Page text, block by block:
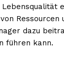
Ressourcen
dazu
führen kann.